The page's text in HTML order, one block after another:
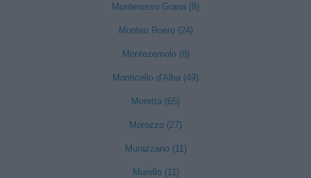
Monterosso Grana (8)
Monteu Roero (24)
Montezemolo (8)
Monticello d'Alba (49)
Moretta (65)
Morozzo (27)
Murazzano (11)
Murello (11)